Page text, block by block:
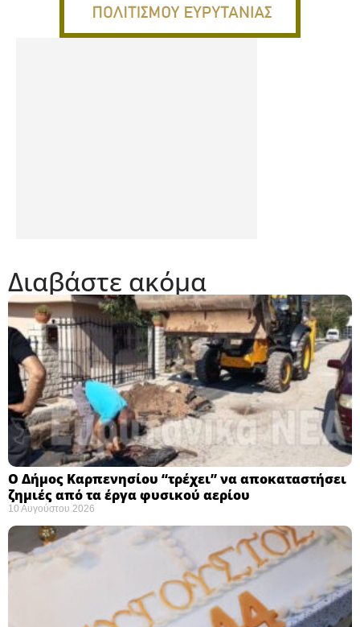
Διαβάστε ακόμα
Ο Δήμος Καρπενησίου “τρέχει” να αποκαταστήσει
ζημιές από τα έργα φυσικού αερίου
10 Αυγούστου 2026